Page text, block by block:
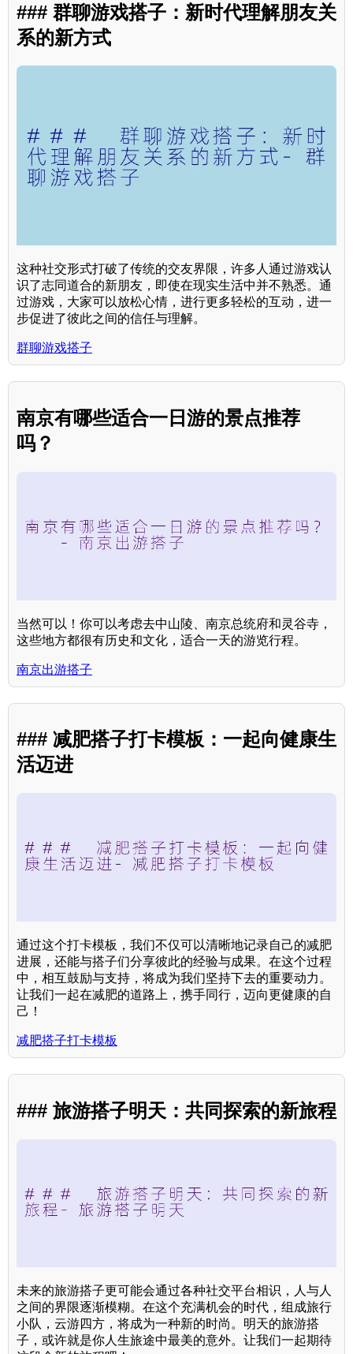
### 群聊游戏搭子：新时代理解朋友关
系的新方式
这种社交形式打破了传统的交友界限，许多人通过游戏认
识了志同道合的新朋友，即使在现实生活中并不熟悉。通
过游戏，大家可以放松心情，进行更多轻松的互动，进一
步促进了彼此之间的信任与理解。
群聊游戏搭子
南京有哪些适合一日游的景点推荐
吗？
当然可以！你可以考虑去中山陵、南京总统府和灵谷寺，
这些地方都很有历史和文化，适合一天的游览行程。
南京出游搭子
### 减肥搭子打卡模板：一起向健康生
活迈进
通过这个打卡模板，我们不仅可以清晰地记录自己的减肥
进展，还能与搭子们分享彼此的经验与成果。在这个过程
中，相互鼓励与支持，将成为我们坚持下去的重要动力。
让我们一起在减肥的道路上，携手同行，迈向更健康的自
己！
减肥搭子打卡模板
### 旅游搭子明天：共同探索的新旅程
未来的旅游搭子更可能会通过各种社交平台相识，人与人
之间的界限逐渐模糊。在这个充满机会的时代，组成旅行
小队，云游四方，将成为一种新的时尚。明天的旅游搭
子，或许就是你人生旅途中最美的意外。让我们一起期待